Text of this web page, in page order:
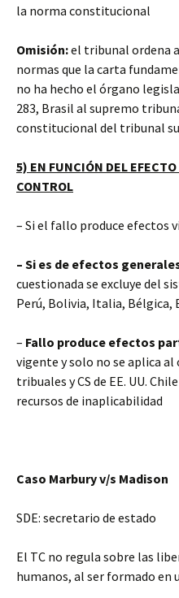
la norma constitucional
Omisión:el tribunal ordena
normas que la carta
no ha hecho el órgano
283, Brasil al supremo
constitucional del tribunal
5) EN FUNCIÓN DEL
CONTROL
– Si el fallo produce efectos
– Si es de efectos
cuestionada se excluye del
Perú, Bolivia, Italia, Bélgica,
– Fallo produce efectos
vigente y solo no se aplica al
tribuales y CS de EE. UU.
recursos de inaplicabilidad
Caso Marbury v/s Madison
SDE: secretario de estado
El TC no regula sobre las
humanos, al ser formado